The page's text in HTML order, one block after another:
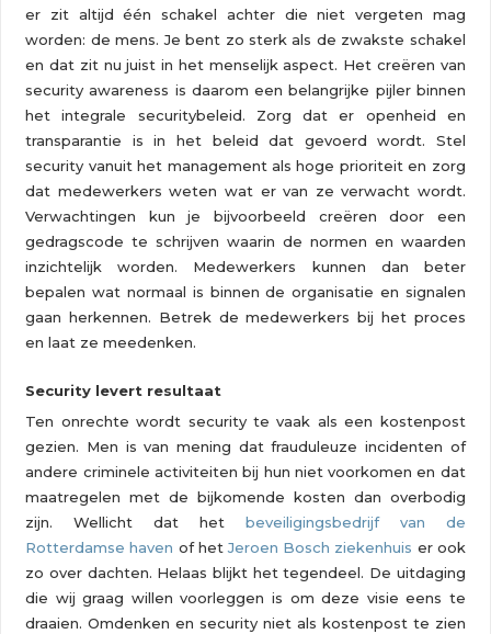
er zit altijd één schakel achter die niet vergeten mag
worden: de mens. Je bent zo sterk als de zwakste schakel
en dat zit nu juist in het menselijk aspect. Het creëren van
security awareness is daarom een belangrijke pijler binnen
het integrale securitybeleid. Zorg dat er openheid en
transparantie is in het beleid dat gevoerd wordt. Stel
security vanuit het management als hoge prioriteit en zorg
dat medewerkers weten wat er van ze verwacht wordt.
Verwachtingen kun je bijvoorbeeld creëren door een
gedragscode te schrijven waarin de normen en waarden
inzichtelijk worden. Medewerkers kunnen dan beter
bepalen wat normaal is binnen de organisatie en signalen
gaan herkennen. Betrek de medewerkers bij het proces
en laat ze meedenken.
Security levert resultaat
Ten onrechte wordt security te vaak als een kostenpost
gezien. Men is van mening dat frauduleuze incidenten of
andere criminele activiteiten bij hun niet voorkomen en dat
maatregelen met de bijkomende kosten dan overbodig
zijn. Wellicht dat het beveiligingsbedrijf van de
Rotterdamse haven of hetJeroen Bosch ziekenhuis er ook
zo over dachten. Helaas blijkt het tegendeel. De uitdaging
die wij graag willen voorleggen is om deze visie eens te
draaien. Omdenken en security niet als kostenpost te zien